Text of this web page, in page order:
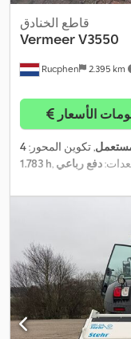
Rucphen 2.395 km
قاطع الخنادق
VermeerV3550
الأسعار
, تكوين المحور:
1.783 h دفع رباعي